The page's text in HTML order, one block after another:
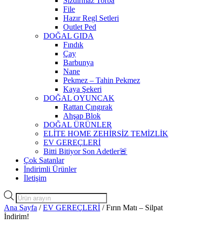
File
Hazır Regl Setleri
Outlet Ped
DOĞAL GIDA
Fındık
Çay
Barbunya
Nane
Pekmez – Tahin Pekmez
Kaya Şekeri
DOĞAL OYUNCAK
Rattan Çıngırak
Ahşap Blok
DOĞAL ÜRÜNLER
ELİTE HOME ZEHİRSİZ TEMİZLİK
EV GEREÇLERİ
Bitti Bitiyor Son Adetler🚨
Çok Satanlar
İndirimli Ürünler
İletişim
Products
search
Ana Sayfa /EV GEREÇLERİ / Fırın Matı – Silpat
İndirim!